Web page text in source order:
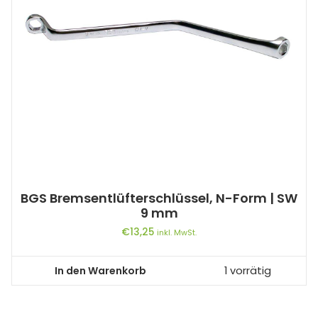
BGS Bremsentlüfterschlüssel, N-Form | SW
9 mm
€13,25 inkl. MwSt.
In den Warenkorb 1 vorrätig